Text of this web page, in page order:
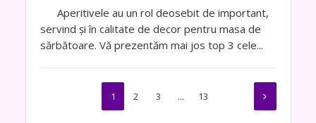
Aperitivele au un rol deosebit de important,
servind și în calitate de decor pentru masa de
sărbătoare. Vă prezentăm mai jos top 3 cele...
1 2 3 … 13